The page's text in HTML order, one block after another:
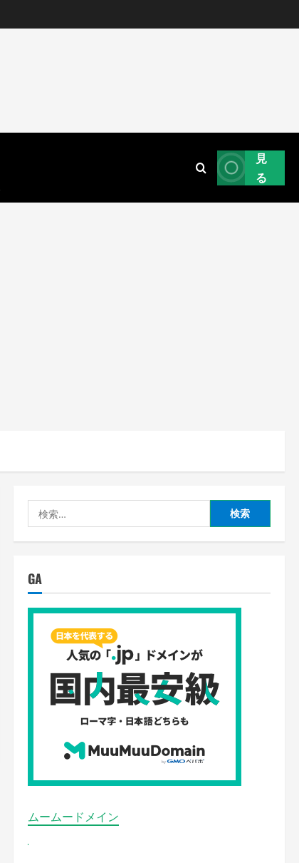
見
る
索:
GA
ムームードメイン